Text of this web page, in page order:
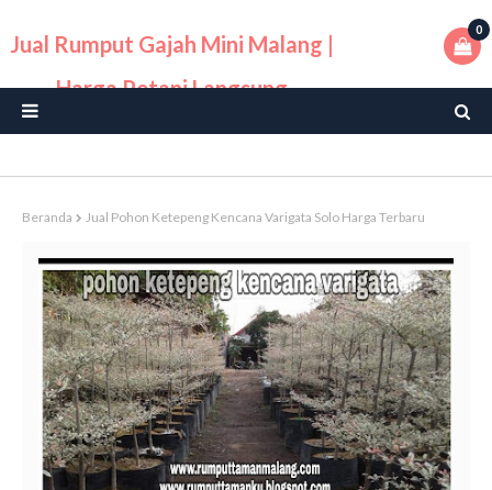
Jual Rumput Gajah Mini Malang |
Harga Petani Langsung
0
Beranda Jual Pohon Ketepeng Kencana Varigata Solo Harga Terbaru